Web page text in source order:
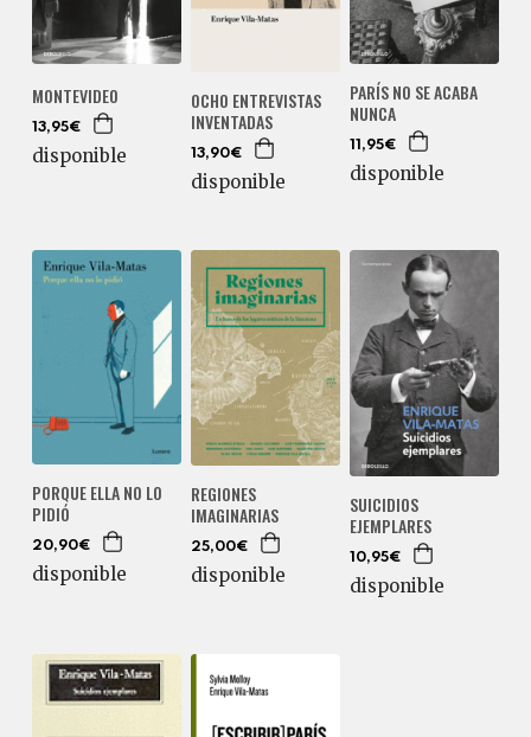
MONTEVIDEO
13,95€
disponible
OCHO ENTREVISTAS
INVENTADAS
13,90€
disponible
PARÍS NO SE ACABA
NUNCA
11,95€
disponible
PORQUE ELLA NO LO
PIDIÓ
20,90€
disponible
REGIONES
IMAGINARIAS
25,00€
disponible
SUICIDIOS
EJEMPLARES
10,95€
disponible